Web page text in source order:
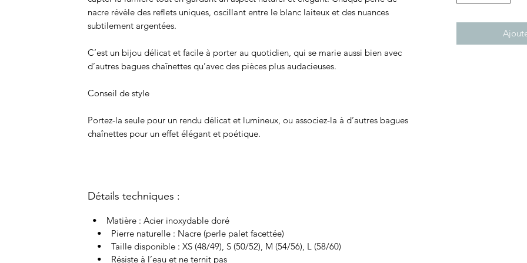
nacre révèle des reflets uniques, oscillant entre le blanc laiteux et des nuances
subtilement argentées.
C’est un bijou délicat et facile à porter au quotidien, qui se marie aussi bien avec
d’autres bagues chaînettes qu’avec des pièces plus audacieuses.
Conseil de style
Portez-la seule pour un rendu délicat et lumineux, ou associez-la à d’autres bagues
chaînettes pour un effet élégant et poétique.
Détails techniques :
• Matière : Acier inoxydable doré
• Pierre naturelle : Nacre (perle palet facettée)
• Taille disponible : XS (48/49), S (50/52), M (54/56), L (58/60)
• Résiste à l’eau et ne ternit pas